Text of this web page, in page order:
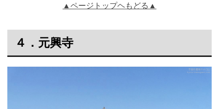
▲ページトップヘもどる▲
４．元興寺